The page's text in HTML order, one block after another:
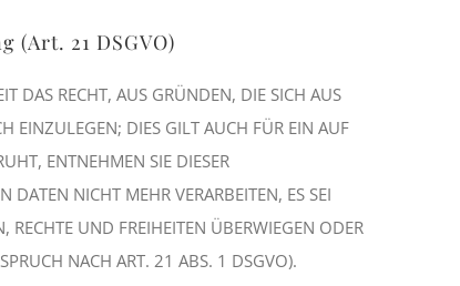
(Art. 21 DSGVO)
DAS RECHT, AUS GRÜNDEN, DIE SICH AUS
EINZULEGEN; DIES GILT AUCH FÜR EIN AUF
ENTNEHMEN SIE DIESER
DATEN NICHT MEHR VERARBEITEN, ES SEI
UND FREIHEITEN ÜBERWIEGEN ODER
NACH ART. 21 ABS. 1 DSGVO).